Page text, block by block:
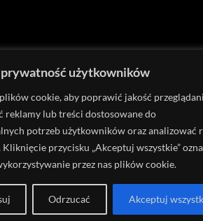
użytkowników
cookie, aby poprawić jakość
reklamy lub treści dostosowane do
potrzeb użytkowników oraz analizować
Kliknięcie przycisku „Akceptuj wszystkie”
przez nas plików cookie.
Odrzucać Akceptuj